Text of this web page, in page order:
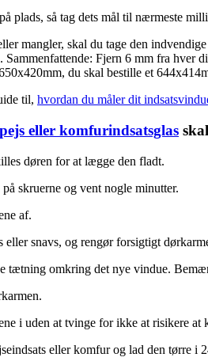
plads, så tag dets mål til nærmeste
mangler, skal du tage den
Sammenfattende: Fjern 6 mm fra hver
du skal bestille et
til, hvordan du måler dit
pejs eller komfurindsatsglas
døren for at lægge den fladt.
skruerne og vent nogle minutter.
af.
eller snavs, og rengør forsigtigt
tætning omkring det nye vindue.
i uden at tvinge for ikke at risikere at
eller komfur og lad den tørre i